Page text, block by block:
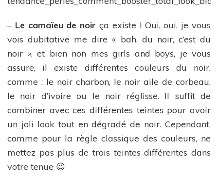
– Le camaïeu de noir ça existe ! Oui, oui, je vous
vois dubitative me dire « bah, du noir, c’est du
noir », et bien non mes girls and boys, je vous
assure, il existe différentes couleurs du noir,
comme : le noir charbon, le noir aile de corbeau,
le noir d’ivoire ou le noir réglisse. Il suffit de
combiner avec ces différentes teintes pour avoir
un joli look tout en dégradé de noir. Cependant,
comme pour la règle classique des couleurs, ne
mettez pas plus de trois teintes différentes dans
votre tenue 😉